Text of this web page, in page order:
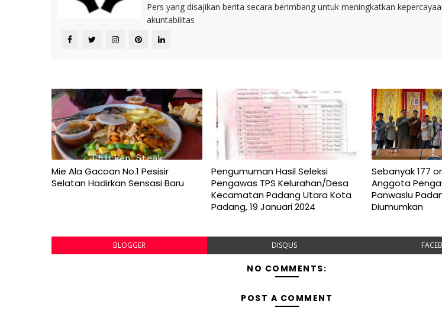
Pers yang disajikan berita secara berimbang untuk meningkatkan
akuntabilitas
Mie Ala Gacoan No.1 Pesisir
Selatan Hadirkan Sensasi Baru
Pengumuman Hasil Seleksi
Pengawas TPS Kelurahan/Desa
Kecamatan Padang Utara Kota
Padang, 19 Januari 2024
Sebanyak 177
Anggota
Panwaslu
Diumumkan
BLOGGER DISQUS
NO COMMENTS:
POST A COMMENT